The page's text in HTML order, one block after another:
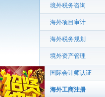
境外税务咨询
海外项目审计
海外税务规划
境外资产管理
国际会计师认证
海外工商注册